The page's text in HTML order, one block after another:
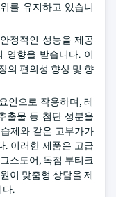
를 유지하고 있습니
정적인 성능을 제공
영향을 받습니다. 이
의 편의성 향상 및 향
인으로 작용하며, 레
출물 등 첨단 성분을
제와 같은 고부가가
. 이러한 제품은 고급
스토어, 독점 부티크
이 맞춤형 상담을 제
다.